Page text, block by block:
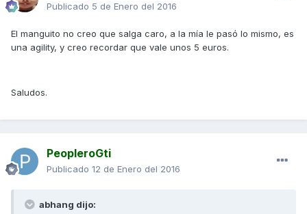
Publicado 5 de Enero del 2016
El manguito no creo que salga caro, a la mía le pasó lo mismo, es
una agility, y creo recordar que vale unos 5 euros.
Saludos.
PeopleroGti
Publicado 12 de Enero del 2016
abhang dijo: